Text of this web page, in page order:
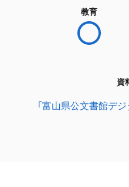
教育
資
「富山県公文書館デ